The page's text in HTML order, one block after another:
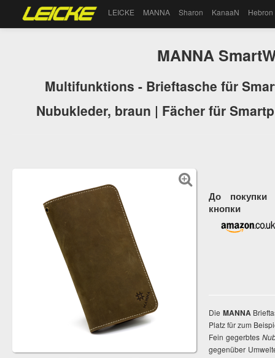
LEICKE MANNA Sharon KanaaN Hebron
MANNA
Multifunktions - Brieftasche für
Nubukleder, braun | Fächer für
До покупки
кнопки
Die MANNA
Platz für zum
Fein gegerbtes
gegenüber